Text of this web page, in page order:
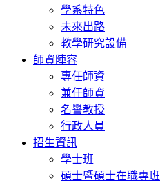
學系特色
未來出路
教學研究設備
師資陣容
專任師資
兼任師資
名譽教授
行政人員
招生資訊
學士班
碩士暨碩士在職專班